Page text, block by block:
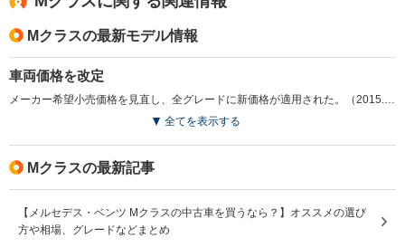
Mクラスの最新モデル情報
車両価格を改定
全てを表示する
Mクラスの最新記事
【メルセデス・ベンツ Mクラスの中古車を買うなら？】オススメの選び
方や相場、グレードなどまとめ